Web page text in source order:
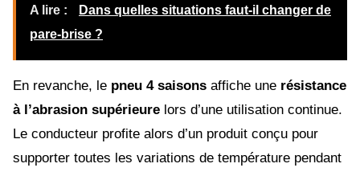
A lire :
Dans quelles situations faut-il changer de
pare-brise ?
En revanche, le pneu 4 saisons affiche une résistance
à l’abrasion supérieure lors d’une utilisation continue.
Le conducteur profite alors d’un produit conçu pour
supporter toutes les variations de température pendant